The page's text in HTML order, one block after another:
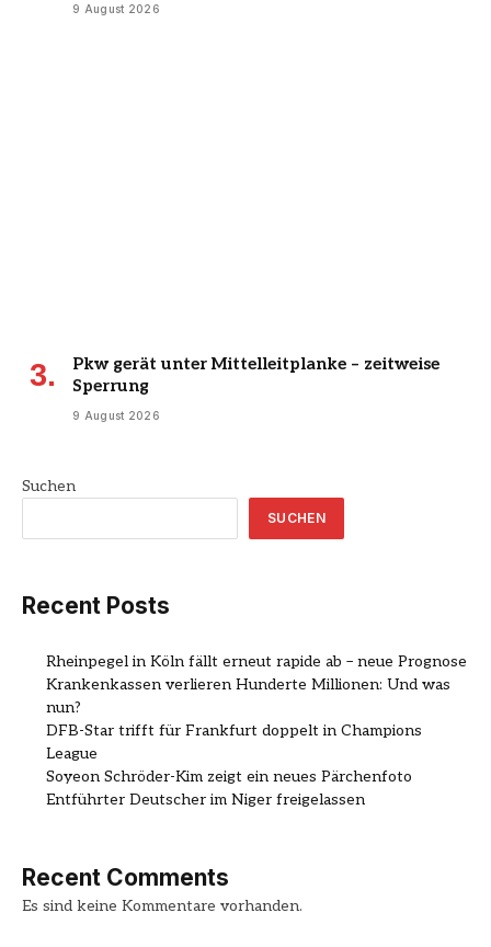
9 August 2026
Pkw gerät unter Mittelleitplanke – zeitweise
Sperrung
9 August 2026
Suchen
SUCHEN
Recent Posts
Rheinpegel in Köln fällt erneut rapide ab – neue Prognose
Krankenkassen verlieren Hunderte Millionen: Und was
nun?
DFB-Star trifft für Frankfurt doppelt in Champions
League
Soyeon Schröder-Kim zeigt ein neues Pärchenfoto
Entführter Deutscher im Niger freigelassen
Recent Comments
Es sind keine Kommentare vorhanden.